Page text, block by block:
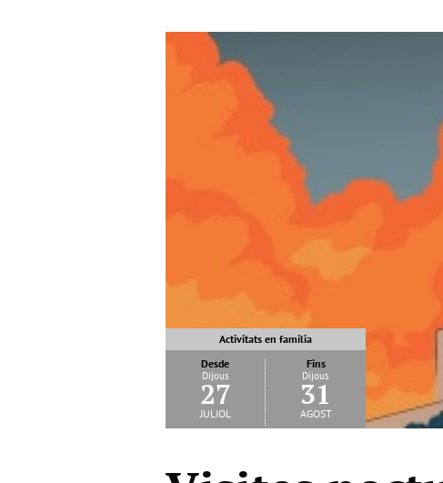
Activitats en familia
Desde
Dijous
27
juliol
Fins
Dijous
31
agost